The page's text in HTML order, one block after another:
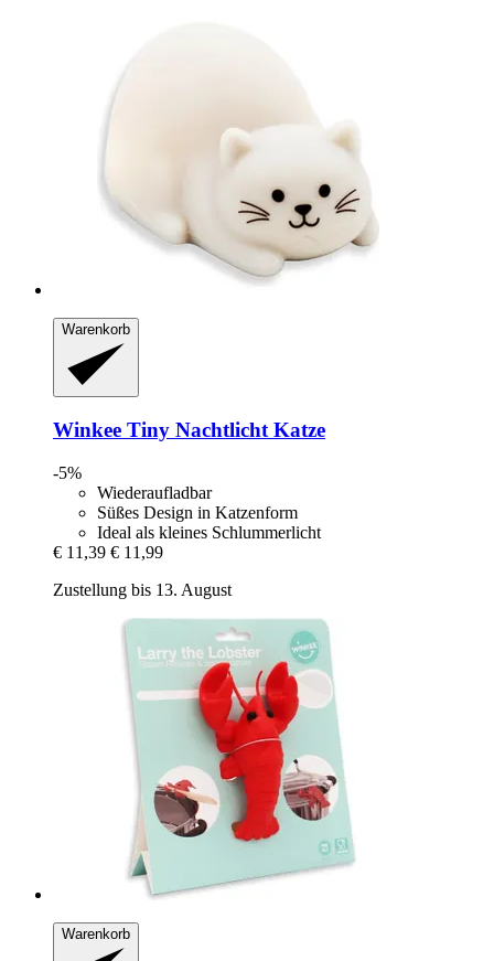
Warenkorb
Winkee Tiny Nachtlicht Katze
-5%
Wiederaufladbar
Süßes Design in Katzenform
Ideal als kleines Schlummerlicht
€ 11,39 € 11,99
Zustellung bis 13. August
Warenkorb